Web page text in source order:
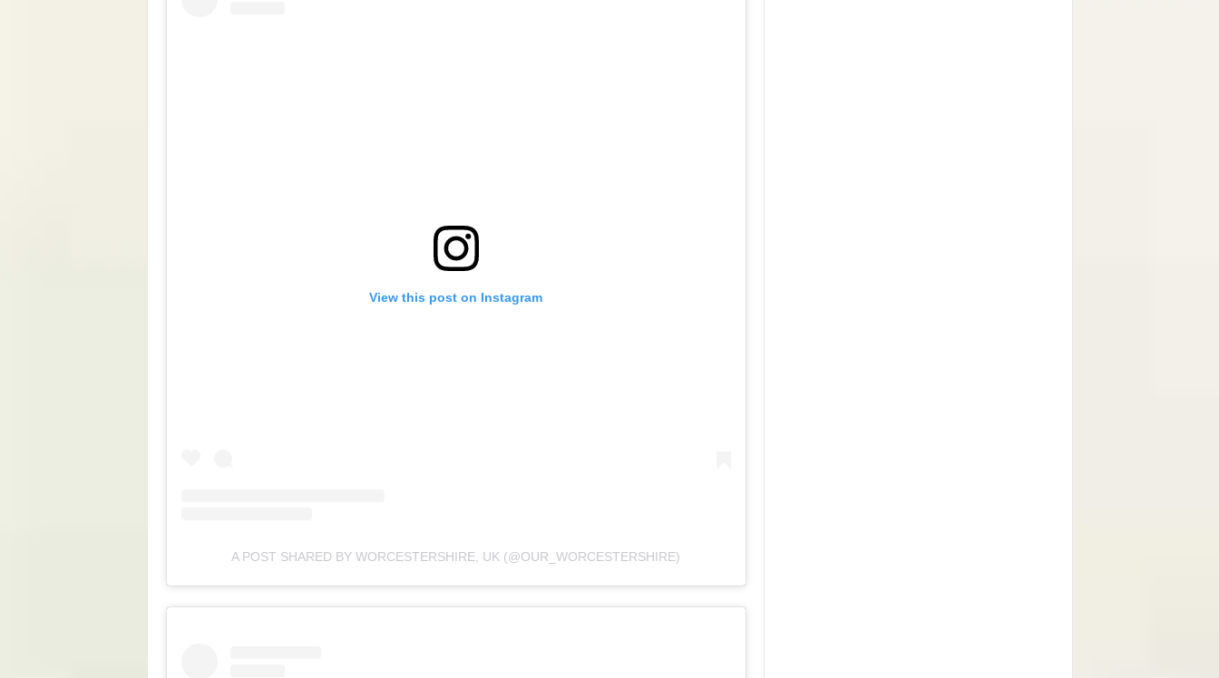
View this post on Instagram
A POST SHARED BY WORCESTERSHIRE, UK (@OUR_WORCESTERSHIRE)